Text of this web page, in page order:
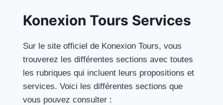
Konexion Tours Services
Sur le site officiel de Konexion Tours, vous
trouverez les différentes sections avec toutes
les rubriques qui incluent leurs propositions et
services. Voici les différentes sections que
vous pouvez consulter :